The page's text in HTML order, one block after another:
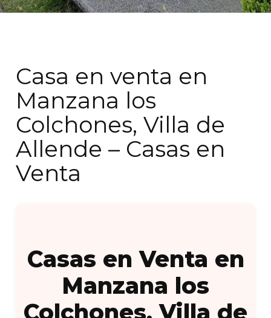
Casa en venta en
Manzana los
Colchones, Villa de
Allende – Casas en
Venta
Casas en Venta en
Manzana los
Colchones, Villa de